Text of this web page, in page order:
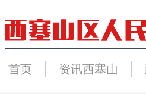
首页 资讯西塞山